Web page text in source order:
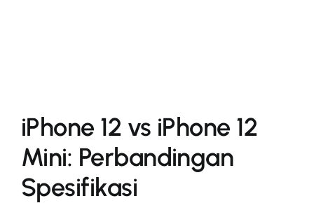
iPhone 12 vs iPhone 12
Mini: Perbandingan
Spesifikasi